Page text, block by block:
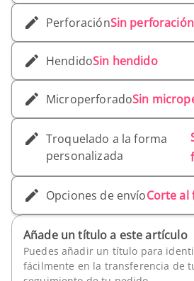
PerforaciónSin perforación
HendidoSin hendido
MicroperforadoSin
Troquelado a la forma
personalizada
Opciones de envíoCorte al
Añade un título a este artículo
Puedes añadir un título para
fácilmente en la transferencia de